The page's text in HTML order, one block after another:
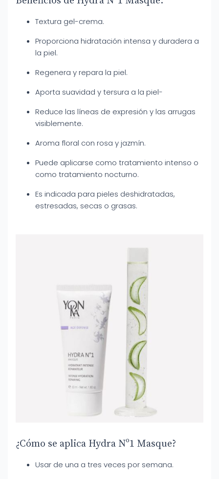
Textura gel-crema.
Proporciona hidratación intensa y duradera a
la piel.
Regenera y repara la piel.
Aporta suavidad y tersura a la piel-
Reduce las líneas de expresión y las arrugas
visiblemente.
Aroma floral con rosa y jazmín.
Puede aplicarse como tratamiento intenso o
como tratamiento nocturno.
Es indicada para pieles deshidratadas,
estresadas, secas o grasas.
¿Cómo se aplica Hydra Nº1 Masque?
Usar de una a tres veces por semana.